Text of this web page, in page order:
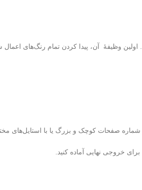
وظیفهٔ آن، پیدا کردن تمام رنگ‌های
صفحات کوچک و بزرگ یا با استایل‌های
خروجی نهایی آماده کنید.